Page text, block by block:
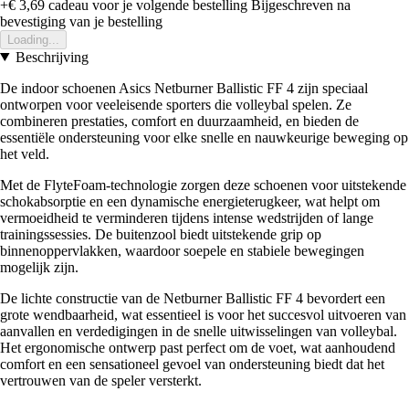
+€ 3,69 cadeau voor je volgende bestelling Bijgeschreven na
bevestiging van je bestelling
Loading...
Beschrijving
De indoor schoenen Asics Netburner Ballistic FF 4 zijn speciaal
ontworpen voor veeleisende sporters die volleybal spelen. Ze
combineren prestaties, comfort en duurzaamheid, en bieden de
essentiële ondersteuning voor elke snelle en nauwkeurige beweging op
het veld.
Met de FlyteFoam-technologie zorgen deze schoenen voor uitstekende
schokabsorptie en een dynamische energieterugkeer, wat helpt om
vermoeidheid te verminderen tijdens intense wedstrijden of lange
trainingssessies. De buitenzool biedt uitstekende grip op
binnenoppervlakken, waardoor soepele en stabiele bewegingen
mogelijk zijn.
De lichte constructie van de Netburner Ballistic FF 4 bevordert een
grote wendbaarheid, wat essentieel is voor het succesvol uitvoeren van
aanvallen en verdedigingen in de snelle uitwisselingen van volleybal.
Het ergonomische ontwerp past perfect om de voet, wat aanhoudend
comfort en een sensationeel gevoel van ondersteuning biedt dat het
vertrouwen van de speler versterkt.